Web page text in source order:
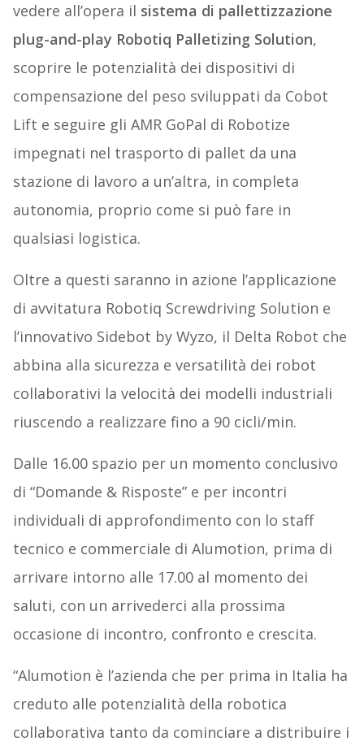
vedere all’opera il sistema di pallettizzazione
plug-and-play Robotiq Palletizing Solution,
scoprire le potenzialità dei dispositivi di
compensazione del peso sviluppati da Cobot
Lift e seguire gli AMR GoPal di Robotize
impegnati nel trasporto di pallet da una
stazione di lavoro a un’altra, in completa
autonomia, proprio come si può fare in
qualsiasi logistica.
Oltre a questi saranno in azione l’applicazione
di avvitatura Robotiq Screwdriving Solution e
l’innovativo Sidebot by Wyzo, il Delta Robot che
abbina alla sicurezza e versatilità dei robot
collaborativi la velocità dei modelli industriali
riuscendo a realizzare fino a 90 cicli/min.
Dalle 16.00 spazio per un momento conclusivo
di “Domande & Risposte” e per incontri
individuali di approfondimento con lo staff
tecnico e commerciale di Alumotion, prima di
arrivare intorno alle 17.00 al momento dei
saluti, con un arrivederci alla prossima
occasione di incontro, confronto e crescita.
“Alumotion è l’azienda che per prima in Italia ha
creduto alle potenzialità della robotica
collaborativa tanto da cominciare a distribuire i